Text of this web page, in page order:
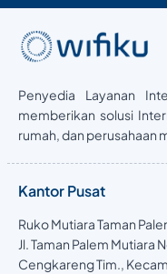
Penyedia Layanan
memberikan solusi
rumah, dan perusahaan
Kantor Pusat
Ruko Mutiara Taman
Jl. Taman Palem Mutiara
Cengkareng Tim.,